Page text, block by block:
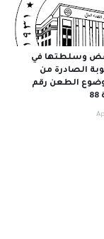
وسلطتها في
الصادرة من
الطعن رقم